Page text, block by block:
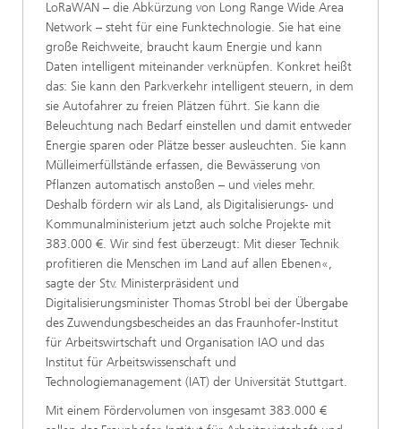
LoRaWAN – die Abkürzung von Long Range Wide Area
Network – steht für eine Funktechnologie. Sie hat eine
große Reichweite, braucht kaum Energie und kann
Daten intelligent miteinander verknüpfen. Konkret heißt
das: Sie kann den Parkverkehr intelligent steuern, in dem
sie Autofahrer zu freien Plätzen führt. Sie kann die
Beleuchtung nach Bedarf einstellen und damit entweder
Energie sparen oder Plätze besser ausleuchten. Sie kann
Mülleimerfüllstände erfassen, die Bewässerung von
Pflanzen automatisch anstoßen – und vieles mehr.
Deshalb fördern wir als Land, als Digitalisierungs- und
Kommunalministerium jetzt auch solche Projekte mit
383.000 €. Wir sind fest überzeugt: Mit dieser Technik
profitieren die Menschen im Land auf allen Ebenen«,
sagte der Stv. Ministerpräsident und
Digitalisierungsminister Thomas Strobl bei der Übergabe
des Zuwendungsbescheides an das Fraunhofer-Institut
für Arbeitswirtschaft und Organisation IAO und das
Institut für Arbeitswissenschaft und
Technologiemanagement (IAT) der Universität Stuttgart.
Mit einem Fördervolumen von insgesamt 383.000 €